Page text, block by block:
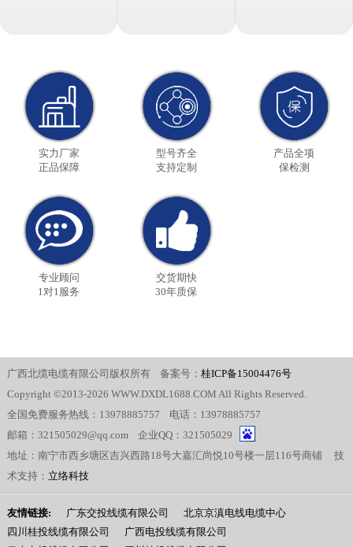
实力厂家
正品保障
型号齐全
支持定制
产品全项
保检测
专业顾问
1对1服务
交货期快
30年质保
广西北缆电缆有限公司版权所有 备案号： 桂ICP备15004476号
Copyright ©2013-2026 WWW.DXDL1688.COM All Rights Reserved.
全国免费服务热线：13978885757 电话：13978885757
邮箱：321505029@qq.com 企业QQ：321505029
地址：南宁市西乡塘区吉兴西路18号大嘉汇尚悦10号楼一层116号商铺 技
术支持： 立络科技
友情链接: 广东交投线缆有限公司
北京京滇电线电缆中心
四川桂投线缆有限公司
广西电投线缆有限公司